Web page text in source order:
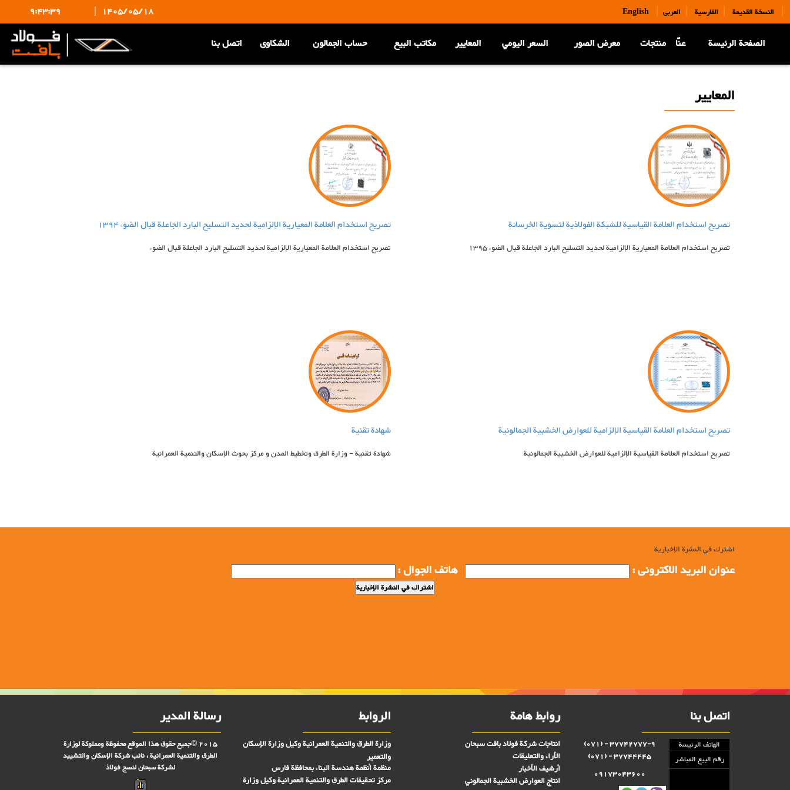
English| النسخة القديمة | الفارسية | العربی |
1405/05/18
|
9:43:40
الصفحة الرئيسة عنّا منتجات معرض الصور السعر اليومي المعاییر مكاتب البيع حساب الجمالون الشکاوی اتصل بنا
المعاییر
تصریح استخدام العلامة القياسية للشبكة الفولاذية لتسوية الخرسانة
تصريح استخدام العلامة المعيارية الإلزامية لحديد التسليح البارد الجاعلة قبال الضوء 1395
تصريح استخدام العلامة المعيارية الإلزامية لحديد التسليح البارد الجاعلة قبال الضوء 1394
تصريح استخدام العلامة المعيارية الإلزامية لحديد التسليح البارد الجاعلة قبال الضوء
تصريح استخدام العلامة القياسية الإلزامية للعوارض الخشبیة الجمالونیة
تصريح استخدام العلامة القياسية الإلزامية للعوارض الخشبیة الجمالونیة
شهادة تقنیة
شهادة تقنیة - وزارة الطرق وتخطیط المدن و مركز بحوث الإسكان والتنمية العمرانية
اشترك في النشرة الإخبارية
عنوان البرید الاکترونی : هاتف الجوال :
اتصل بنا
الهاتف الرئيسة
37742777-9 - (071)
رقم البيع المباشر
37744445 - (071)
09173043600
روابط هامة
انتاجات شركة فولاد بافت سبحان
الأراء والتعليقات
أرشيف الأخبار
انتاج العوارض الخشبية الجمالوني
الروابط
وزارة الطرق والتنمية العمرانية وكيل وزارة الإسكان
والتعمير
منظمة أنظمة هندسة البناء بمحافظة فارس
مركز تحقیقات الطرق والتنمية العمرانية وكيل وزارة
رسالة المدير
2015 ©جميع حقوق هذا الموقع محفوظة ومملوكة لوزارة
الطرق والتنمية العمرانية ، نائب شركة الإسكان والتشييد
لشركة سبحان لنسج فولاذ